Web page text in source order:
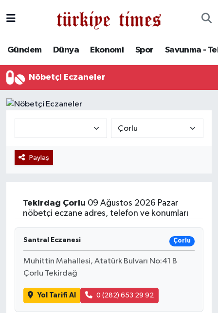
Gündem Dünya Ekonomi Spor Savunma -
Nöbetçi Eczaneler
Paylaş
Tekirdağ Çorlu 09 Ağustos 2026 Pazar
nöbetçi eczane adres, telefon ve konumları
Santral Eczanesi Çorlu
Muhittin Mahallesi, Atatürk Bulvarı No:41 B
Çorlu Tekirdağ
Yol Tarifi Al 0 (282) 653 29 92
Savunma - Teknoloji
Kültür - Sanat
Son Dakika Haberleri
Haber Arşivi